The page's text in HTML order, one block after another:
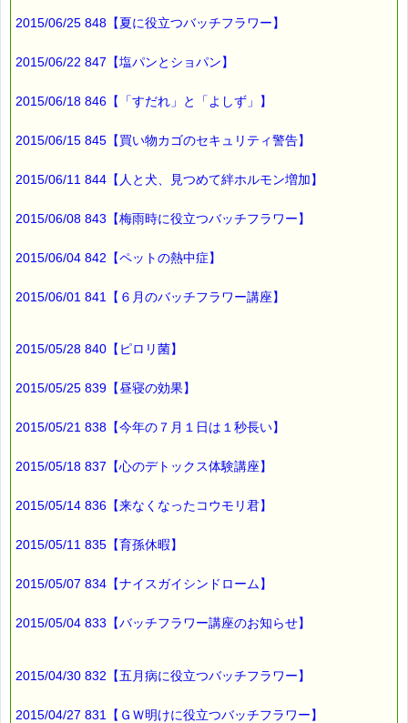
購読解除はこちらからできます
と実感していただくのが私のねがいです。
バッチフラワーレメディ専門店＜ｅパスタイム＞
発行責任者：店長 千葉るみこ
https://pass-thyme.com/
バックナンバー一覧
2015/06/25 848【夏に役立つバッチフラワー】
2015/06/22 847【塩パンとショパン】
2015/06/18 846【「すだれ」と「よしず」】
2015/06/15 845【買い物カゴのセキュリティ警告】
2015/06/11 844【人と犬、見つめて絆ホルモン増加】
2015/06/08 843【梅雨時に役立つバッチフラワー】
2015/06/04 842【ペットの熱中症】
2015/06/01 841【６月のバッチフラワー講座】
2015/05/28 840【ピロリ菌】
2015/05/25 839【昼寝の効果】
2015/05/21 838【今年の７月１日は１秒長い】
2015/05/18 837【心のデトックス体験講座】
2015/05/14 836【来なくなったコウモリ君】
2015/05/11 835【育孫休暇】
2015/05/07 834【ナイスガイシンドローム】
2015/05/04 833【バッチフラワー講座のお知らせ】
2015/04/30 832【五月病に役立つバッチフラワー】
2015/04/27 831【ＧＷ明けに役立つバッチフラワー】